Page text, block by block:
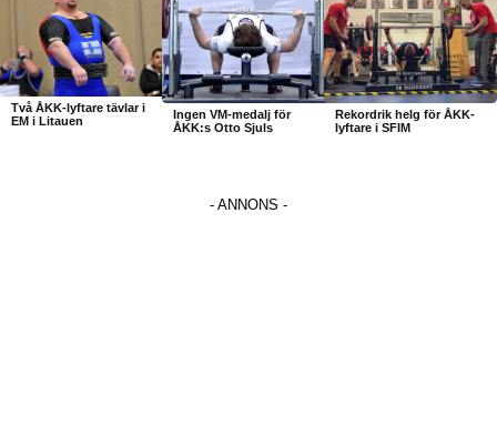
Två ÅKK-lyftare tävlar i
EM i Litauen
Ingen VM-medalj för
ÅKK:s Otto Sjuls
Rekordrik helg för ÅKK-
lyftare i SFIM